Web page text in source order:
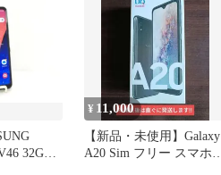
32GB
¥ 11,000
【新品・未使用】Galaxy
A20 Sim フリー スマホ